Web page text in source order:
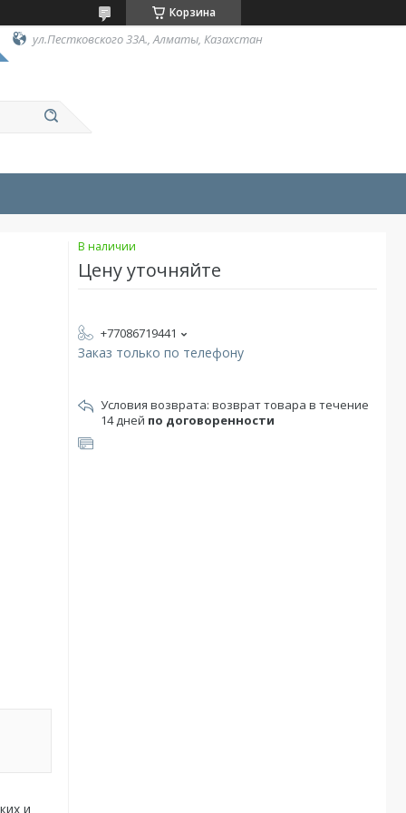
Корзина
ул.Пестковского 33А., Алматы, Казахстан
и
В наличии
Цену уточняйте
+77086719441
Заказ только по телефону
возврат товара в течение
14 дней по договоренности